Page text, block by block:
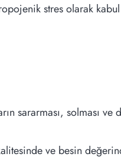
stres olarak
sararması, solması ve
ve besin